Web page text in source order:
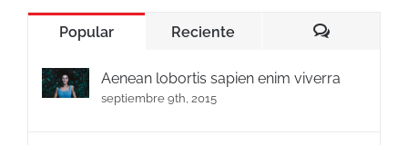
Popular
Reciente
Aenean lobortis sapien enim viverra
septiembre 9th, 2015